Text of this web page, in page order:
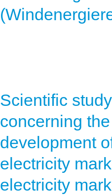
Scientific
concerning
development
electricity
electricity